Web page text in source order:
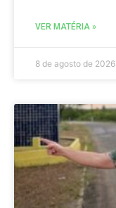
VER MATÉRIA »
8 de agosto de 2026